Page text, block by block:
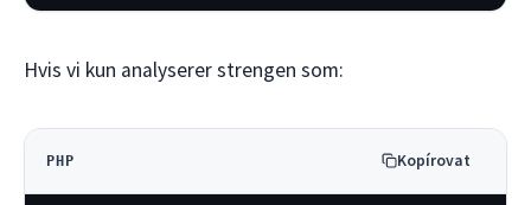
Hvis vi kun analyserer strengen som:
PHP Kopírovat